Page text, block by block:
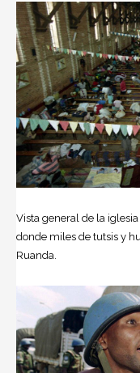
Vista general de la
donde miles de tutsis y
Ruanda.